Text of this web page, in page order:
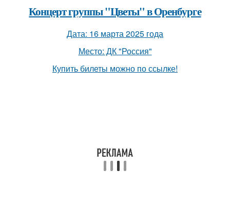
Концерт группы "Цветы" в Оренбурге
Дата: 16 марта 2025 года
Место: ДК "Россия"
Купить билеты можно по ссылке!